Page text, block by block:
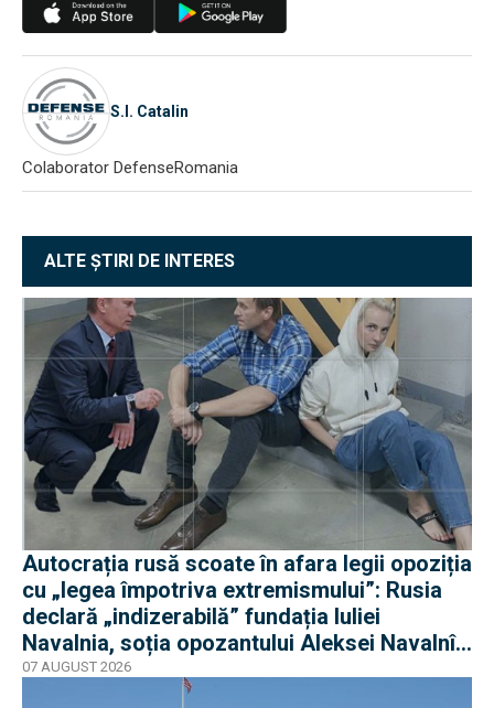
S.I. Catalin
Colaborator DefenseRomania
ALTE ȘTIRI DE INTERES
Autocrația rusă scoate în afara legii opoziția
cu „legea împotriva extremismului”: Rusia
declară „indizerabilă” fundația Iuliei
Navalnia, soția opozantului Aleksei Navalnîi,
ucis în închisorile siberiene
07 AUGUST 2026